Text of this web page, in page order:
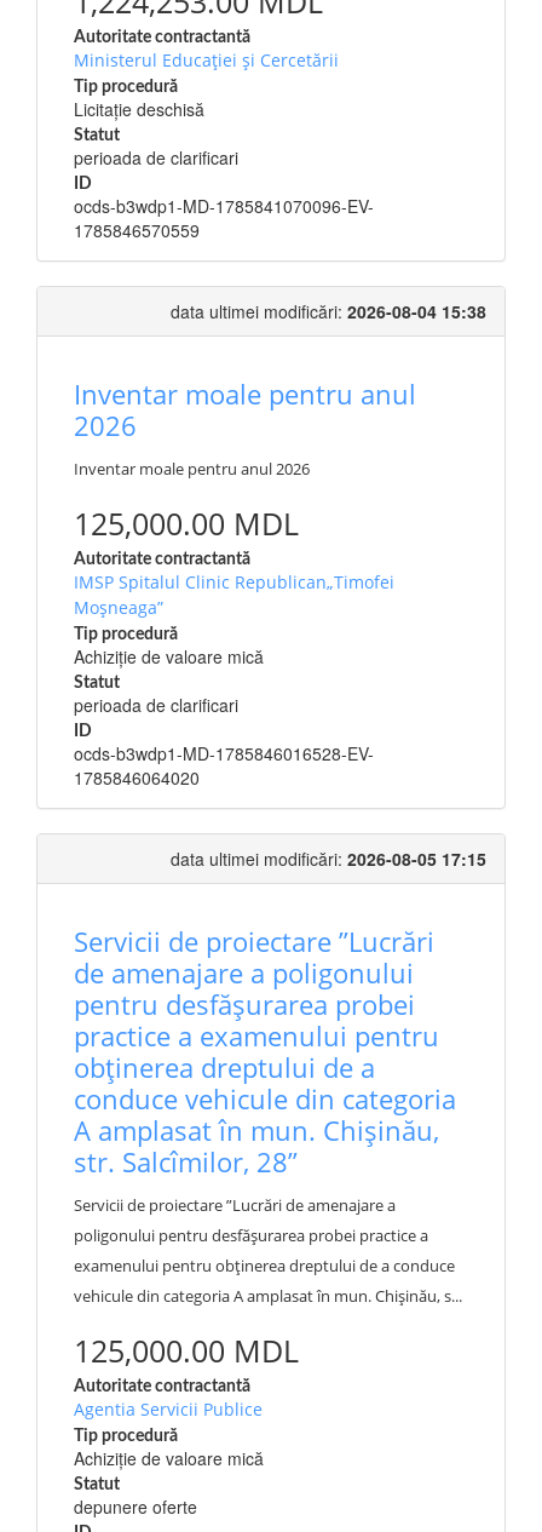
Autoritate contractantă
Ministerul Educației și Cercetării
Tip procedură
Licitație deschisă
Statut
perioada de clarificari
ID
ocds-b3wdp1-MD-1785841070096-EV-
1785846570559
data ultimei modificări: 2026-08-04 15:38
Inventar moale pentru anul
2026
Inventar moale pentru anul 2026
125,000.00 MDL
Autoritate contractantă
IMSP Spitalul Clinic Republican„Timofei
Moșneaga”
Tip procedură
Achiziție de valoare mică
Statut
perioada de clarificari
ID
ocds-b3wdp1-MD-1785846016528-EV-
1785846064020
data ultimei modificări: 2026-08-05 17:15
Servicii de proiectare ”Lucrări
de amenajare a poligonului
pentru desfășurarea probei
practice a examenului pentru
obținerea dreptului de a
conduce vehicule din categoria
A amplasat în mun. Chișinău,
str. Salcîmilor, 28”
Servicii de proiectare ”Lucrări de amenajare a
poligonului pentru desfășurarea probei practice a
examenului pentru obținerea dreptului de a conduce
vehicule din categoria A amplasat în mun. Chișinău, s...
125,000.00 MDL
Autoritate contractantă
Agentia Servicii Publice
Tip procedură
Achiziție de valoare mică
Statut
depunere oferte